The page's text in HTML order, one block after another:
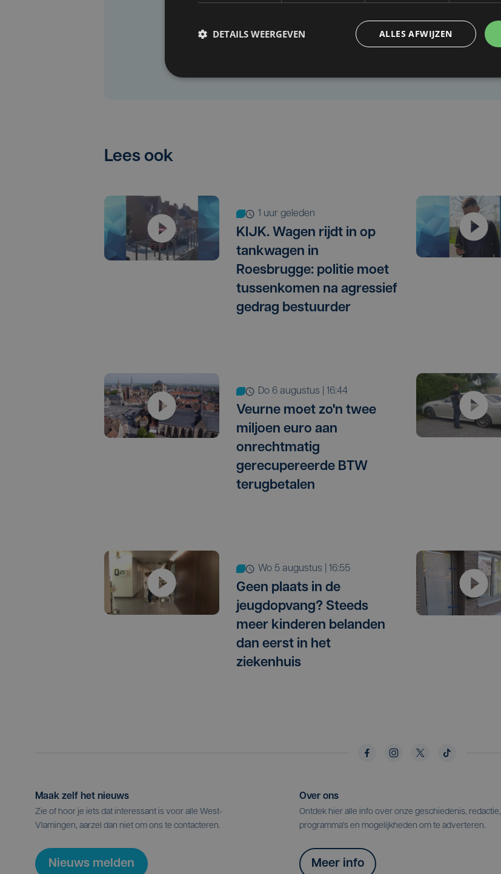
Laat het ons weten
Lees ook
1 uur geleden
KIJK. Wagen rijdt in op
tankwagen in
Roesbrugge: politie moet
tussenkomen na agressief
gedrag bestuurder
do 6 augustus | 16:44
Veurne moet zo'n twee
miljoen euro aan
onrechtmatig
gerecupereerde BTW
terugbetalen
wo 5 augustus | 16:55
Geen plaats in de
jeugdopvang? Steeds
meer kinderen belanden
dan eerst in het
ziekenhuis
Maak zelf het nieuws
Zie of hoor je iets dat interessant is voor alle West-
Vlamingen, aarzel dan niet om ons te contacteren.
Nieuws melden
Over ons
Ontdek hier alle info over onze geschiedenis, redactie,
programma's en mogelijkheden om te adverteren.
Meer info
ALLES AFWIJZEN
DETAILS WEERGEVEN